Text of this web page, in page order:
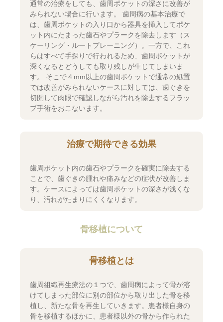
通常の治療をしても、歯周ポケットの深さに改善が
みられない場合に行います。 歯周病の基本治療で
は、歯周ポケットの入り口から器具を挿入してポケ
ット内にたまった歯石やプラークを除去します（ス
ケーリング・ルートプレーニング）。一方で、これ
らはすべて手探りで行われるため、歯周ポケットが
深くなるとどうしても取り残しが生じてしまいま
す。 そこで４mm以上の歯周ポケットで通常の処置
では改善がみられないケースに対しては、歯ぐきを
切開して肉眼で確認しながら汚れを除去するフラッ
プ手術をおこないます。
治療で期待できる効果
歯周ポケット内の歯石やプラークを確実に除去する
ことで、歯ぐきの腫れや痛みなどの症状が改善しま
す。ケースによっては歯周ポケットの深さが浅くな
り、汚れがたまりにくくなります。
骨移植について
骨移植とは
歯周組織再生療法の１つで、歯周病によって骨が溶
けてしまった部位に別の部位から取り出した骨を移
植し、新たな骨を再生していきます。患者様自身の
骨を移植するほかに、患者様以外の骨から作られた